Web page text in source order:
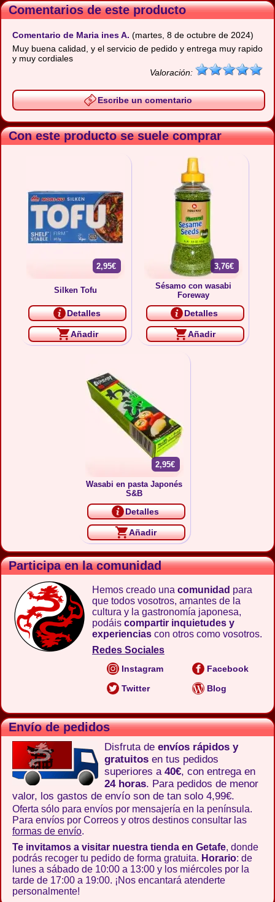
Comentarios de este producto
Comentario de Maria ines A. (martes, 8 de octubre de 2024)
Muy buena calidad, y el servicio de pedido y entrega muy rapido
y muy cordiales
Valoración:
Escribe un comentario
Con este producto se suele comprar
2,95€
Silken Tofu
Detalles
Añadir
3,76€
Sésamo con wasabi
Foreway
Detalles
Añadir
2,95€
Wasabi en pasta Japonés
S&B
Detalles
Añadir
Participa en la comunidad
Hemos creado una comunidad para
que todos vosotros, amantes de la
cultura y la gastronomía japonesa,
podáis compartir inquietudes y
experiencias con otros como vosotros.
Redes Sociales
Instagram
Facebook
Twitter
Blog
Envío de pedidos
Disfruta de envíos rápidos y
gratuitos en tus pedidos
superiores a 40€, con entrega en
24 horas. Para pedidos de menor
valor, los gastos de envío son de tan solo 4,99€.
Oferta sólo para envíos por mensajería en la península.
Para envíos por Correos y otros destinos consultar las
formas de envío.
Te invitamos a visitar nuestra tienda en Getafe, donde
podrás recoger tu pedido de forma gratuita. Horario: de
lunes a sábado de 10:00 a 13:00 y los miércoles por la
tarde de 17:00 a 19:00. ¡Nos encantará atenderte
personalmente!